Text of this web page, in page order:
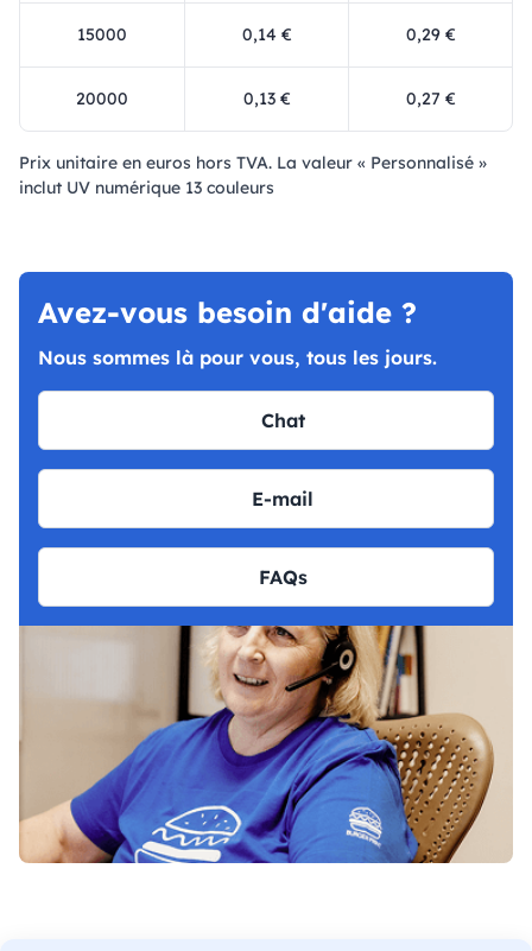
15000 0,14 € 0,29 €
20000 0,13 € 0,27 €
Prix ​​unitaire en euros hors TVA. La valeur « Personnalisé »
inclut UV numérique 13 couleurs
Avez-vous besoin d'aide ?
Nous sommes là pour vous, tous les jours.
Chat
E-mail
FAQs